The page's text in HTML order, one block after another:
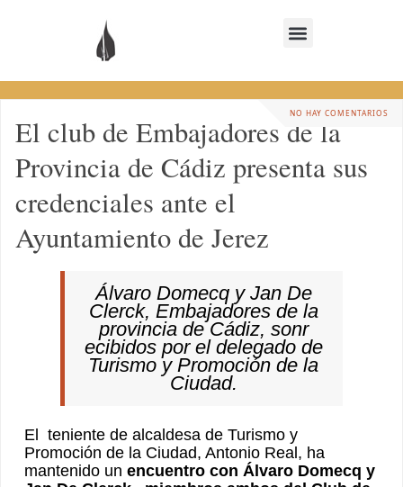
NO HAY COMENTARIOS
El club de Embajadores de la
Provincia de Cádiz presenta sus
credenciales ante el
Ayuntamiento de Jerez
Álvaro Domecq y Jan De
Clerck, Embajadores de la
provincia de Cádiz, sonr
ecibidos por el delegado de
Turismo y Promoción de la
Ciudad.
El teniente de alcaldesa de Turismo y
Promoción de la Ciudad, Antonio Real, ha
mantenido unencuentro con Álvaro Domecq y